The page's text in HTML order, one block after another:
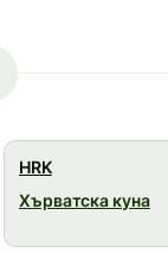
HRK
Хърватска куна